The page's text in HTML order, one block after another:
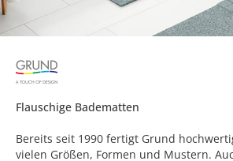
Flauschige Badematten
Bereits seit 1990 fertigt Grund
vielen Größen, Formen und Mustern.